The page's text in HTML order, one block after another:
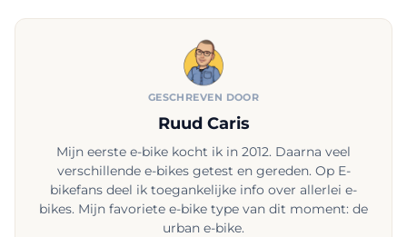
GESCHREVEN DOOR
Ruud Caris
Mijn eerste e-bike kocht ik in 2012. Daarna veel
verschillende e-bikes getest en gereden. Op E-
bikefans deel ik toegankelijke info over allerlei e-
bikes. Mijn favoriete e-bike type van dit moment: de
urban e-bike.